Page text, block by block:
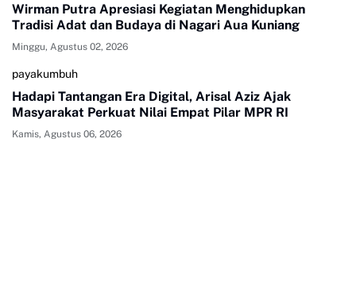
Wirman Putra Apresiasi Kegiatan Menghidupkan
Tradisi Adat dan Budaya di Nagari Aua Kuniang
Minggu, Agustus 02, 2026
payakumbuh
Hadapi Tantangan Era Digital, Arisal Aziz Ajak
Masyarakat Perkuat Nilai Empat Pilar MPR RI
Kamis, Agustus 06, 2026